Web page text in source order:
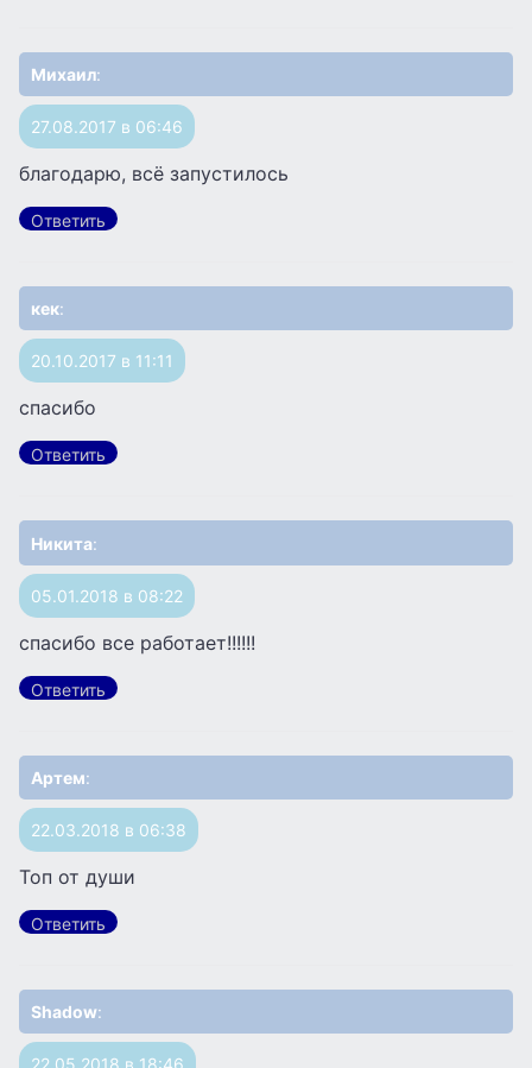
Михаил:
27.08.2017 в 06:46
благодарю, всё запустилось
Ответить
кек:
20.10.2017 в 11:11
спасибо
Ответить
Никита:
05.01.2018 в 08:22
спасибо все работает!!!!!!
Ответить
Артем:
22.03.2018 в 06:38
Топ от души
Ответить
Shadow:
22.05.2018 в 18:46